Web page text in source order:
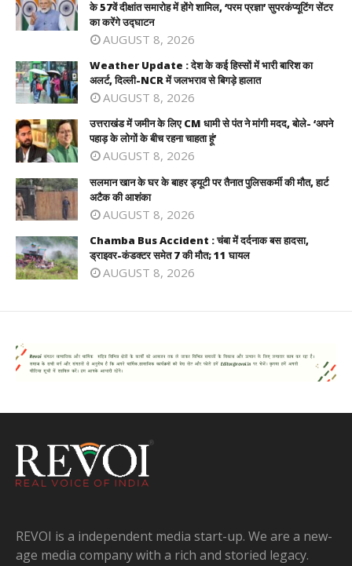
के 57वें दीक्षांत समारोह में होंगे शामिल, ‘परम प्रज्ञा’ सुपरकंप्यूटिंग सेंटर
का करेंगे उद्घाटन
AUGUST 8, 2026
Weather Update : देश के कई हिस्सों में भारी बारिश का
अलर्ट, दिल्ली-NCR में जलभराव से बिगड़े हालात
AUGUST 8, 2026
उत्तराखंड में जमीन के लिए CM धामी से पंत ने मांगी मदद, बोले- ‘अपने
पहाड़ के लोगों के बीच रहना चाहता हूं’
AUGUST 8, 2026
सलमान खान के घर के बाहर ड्यूटी पर तैनात पुलिसकर्मी की मौत, हार्ट
अटैक की आशंका
AUGUST 8, 2026
Chamba Bus Accident : चंबा में दर्दनाक बस हादसा,
ड्राइवर-कंडक्टर समेत 7 की मौत; 11 घायल
AUGUST 8, 2026
REVOI is a independent media start-up. We are a new-
age media company with a rich and storied legacy.